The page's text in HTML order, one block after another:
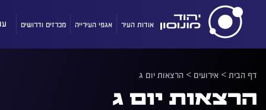
אודות העיר אגפי העירייה מכרזים ודרושים
דף הבית> אירועים > הרצאות יום ג
הרצאות יום ג